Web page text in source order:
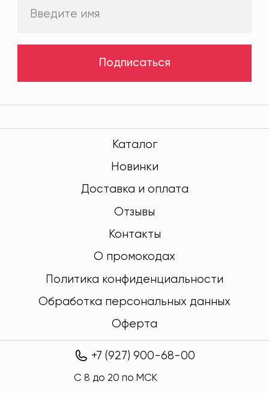
Подписаться
Каталог
Новинки
Доставка и оплата
Отзывы
Контакты
О промокодах
Политика конфиденциальности
Обработка персональных данных
Оферта
+7 (927) 900-68-00
C 8 до 20 по МСК